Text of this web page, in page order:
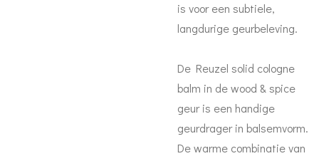
is voor een subtiele,
langdurige geurbeleving.
De Reuzel solid cologne
balm in de wood & spice
geur is een handige
geurdrager in balsemvorm.
De warme combinatie van